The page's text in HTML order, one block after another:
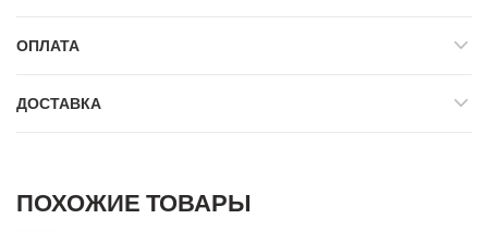
ОПЛАТА
ДОСТАВКА
ПОХОЖИЕ ТОВАРЫ